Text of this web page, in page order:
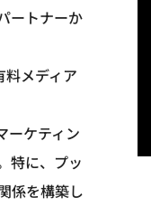
ートナーか
メディア
ーケティン
特に、プッ
係を構築し